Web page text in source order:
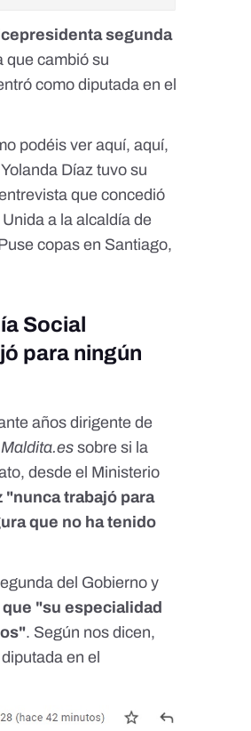
segunda
que cambió su
como diputada en el
podéis veraquí,aquí,
Díaz tuvo su
que concedió
a la alcaldía de
copas en Santiago,
Social
para ningún
años dirigente de
Maldita.es sobre si la
desde el Ministerio
"nunca trabajó para
que no ha tenido
del Gobierno y
"su especialidad
. Según nos dicen,
en el